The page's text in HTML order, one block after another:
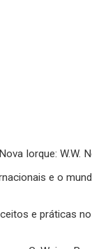
Iorque: W.W.
e o
e práticas